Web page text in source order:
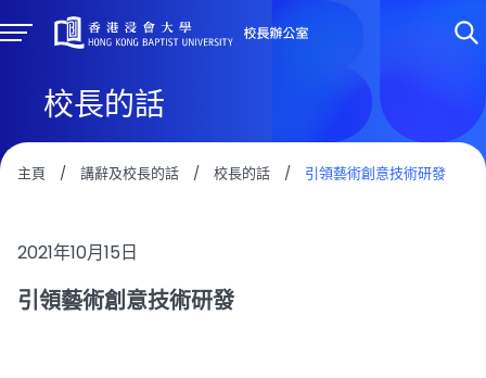
校長的話
主頁 / 講辭及校長的話 / 校長的話 / 引領藝術創意技術研發
2021年10月15日
引領藝術創意技術研發